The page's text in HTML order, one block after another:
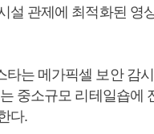
설 관제에 최적화된 영
타는 메가픽셀 보안 감
중소규모 리테일숍에
다.